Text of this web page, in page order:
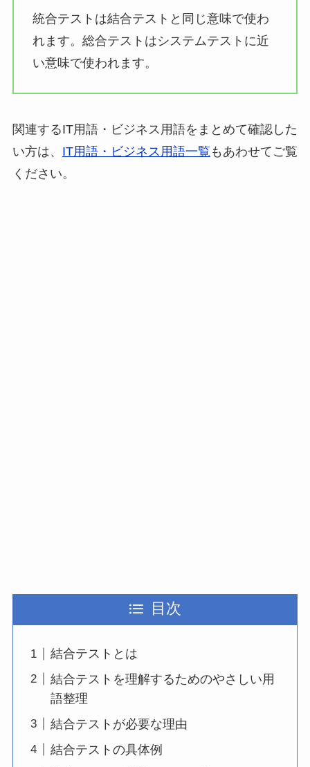
統合テストは結合テストと同じ意味で使わ
れます。総合テストはシステムテストに近
い意味で使われます。
関連するIT用語・ビジネス用語をまとめて確認した
い方は、 IT用語・ビジネス用語一覧 もあわせてご覧
ください。
目次
結合テストとは
結合テストを理解するためのやさしい用
語整理
結合テストが必要な理由
結合テストの具体例